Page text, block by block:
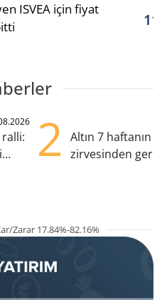
ISVEA için fiyat
2
Altın 7 haftanın
zirvesinden
Zarar 17.84%-82.16%